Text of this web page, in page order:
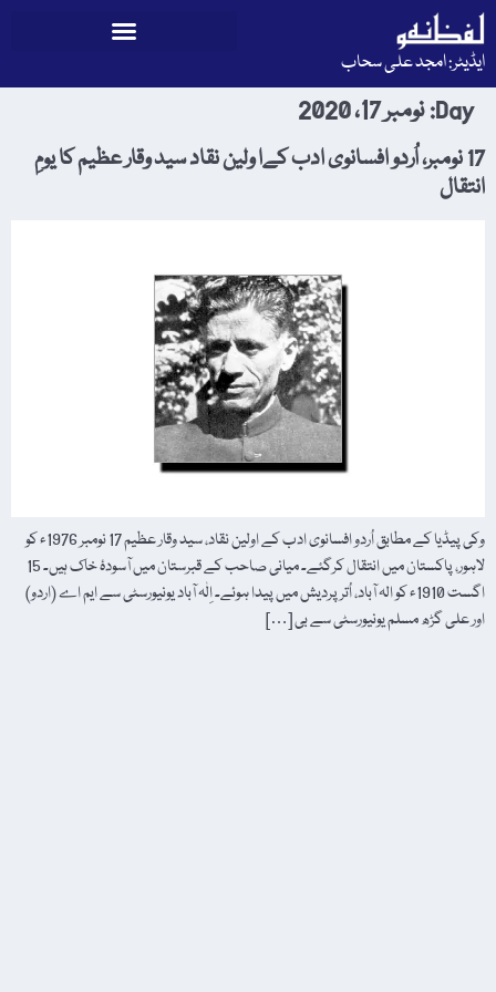
ایڈیٹر: امجد علی سحاب
Day: نومبر 17، 2020
17 نومبر، اُردو افسانوی ادب کےا ولین نقاد سید وقار عظیم کا یومِ
انتقال
وکی پیڈیا کے مطابق اُردو افسانوی ادب کے اولین نقاد، سید وقار عظیم 17 نومبر 1976ء کو
لاہور، پاکستان میں انتقال کرگئے۔ میانی صاحب کے قبرستان میں آسودۂ خاک ہیں۔ 15
اگست 1910ء کو الہ آباد، اُتر پردیش میں پیدا ہوئے۔ اِلٰہ آباد یونیورسٹی سے ایم اے (اردو)
اور علی گڑھ مسلم یونیورسٹی سے بی […]